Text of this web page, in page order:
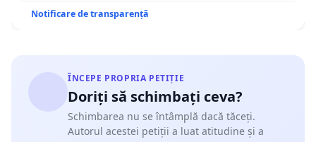
Notificare de transparență
ÎNCEPE PROPRIA PETIȚIE
Doriți să schimbați ceva?
Schimbarea nu se întâmplă dacă tăceți.
Autorul acestei petiții a luat atitudine și a